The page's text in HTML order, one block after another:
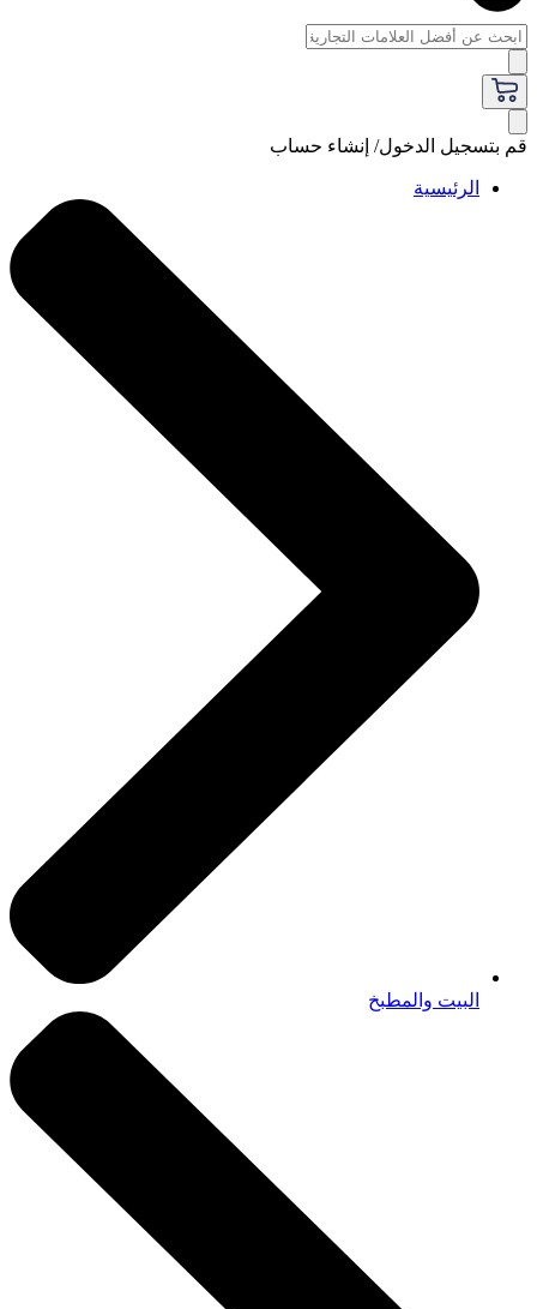
قم بتسجيل الدخول/ إنشاء حساب
الرئيسية
البيت والمطبخ